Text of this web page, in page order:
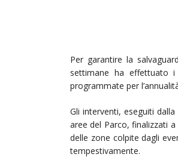
Per garantire la
settimane ha effettuato i
programmate per
Gli interventi, eseguiti
aree del Parco, finalizzati
delle zone colpite dagli
tempestivamente.